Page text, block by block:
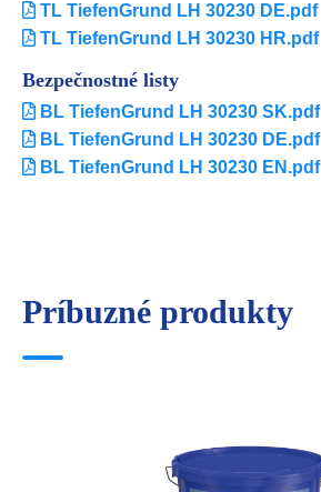
TL TiefenGrund LH 30230 DE.pdf
TL TiefenGrund LH 30230 HR.pdf
Bezpečnostné listy
BL TiefenGrund LH 30230 SK.pdf
BL TiefenGrund LH 30230 DE.pdf
BL TiefenGrund LH 30230 EN.pdf
Príbuzné produkty